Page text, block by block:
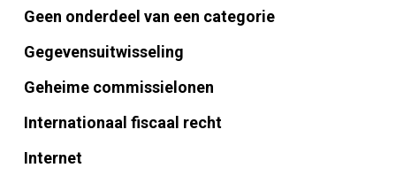
Geen onderdeel van een categorie
Gegevensuitwisseling
Geheime commissielonen
Internationaal fiscaal recht
Internet